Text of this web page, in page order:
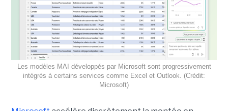
Les modèles MAI développés par Microsoft sont progressivement
intégrés à certains services comme Excel et Outlook. (Crédit:
Microsoft)